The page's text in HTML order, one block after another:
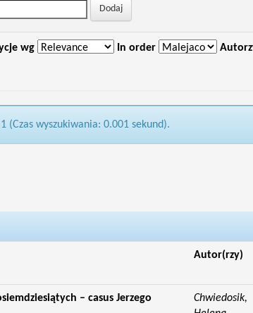
wg In order
(Czas wyszukiwania: 0.001 sekund).
Autor(rzy)
– casus Jerzego
Chwiedosik,